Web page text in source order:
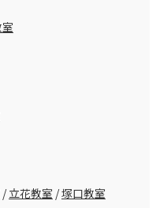
/立花教室 /塚口教室